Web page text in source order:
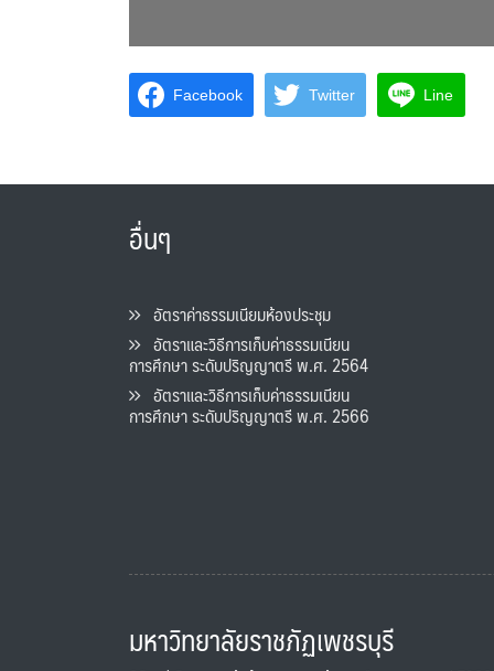
Facebook Twitter Line
อื่นๆ
อัตราค่าธรรมเนียมห้องประชุม
อัตราและวิธีการเก็บค่าธรรมเนียน
การศึกษา ระดับปริญญาตรี พ.ศ. 2564
อัตราและวิธีการเก็บค่าธรรมเนียน
การศึกษา ระดับปริญญาตรี พ.ศ. 2566
มหาวิทยาลัยราชภัฏเพชรบุรี